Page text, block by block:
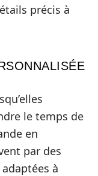
précis à
le temps de
en
par des
adaptées à